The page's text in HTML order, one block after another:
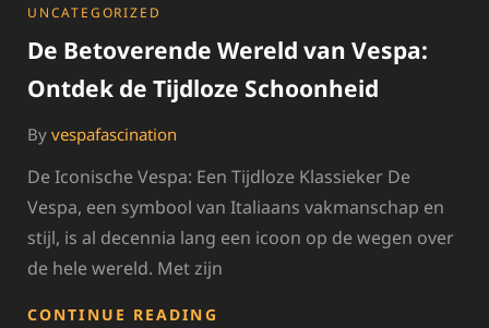
CATEGORIES
UNCATEGORIZED
De Betoverende Wereld van Vespa:
Ontdek de Tijdloze Schoonheid
By vespafascination
De Iconische Vespa: Een Tijdloze Klassieker De
Vespa, een symbool van Italiaans vakmanschap en
stijl, is al decennia lang een icoon op de wegen over
de hele wereld. Met zijn
CONTINUE READING